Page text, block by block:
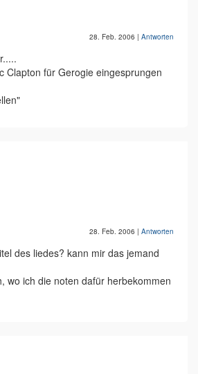
28. Feb. 2006 | Antworten
Clapton für Gerogie eingesprungen
28. Feb. 2006 | Antworten
des liedes? kann mir das jemand
wo ich die noten dafür herbekommen